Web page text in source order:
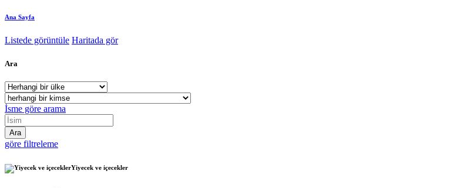
Ana Sayfa
Listede görüntüle Haritada gör
Ara
İsme göre arama
göre filtreleme
Yiyecek ve içecekler